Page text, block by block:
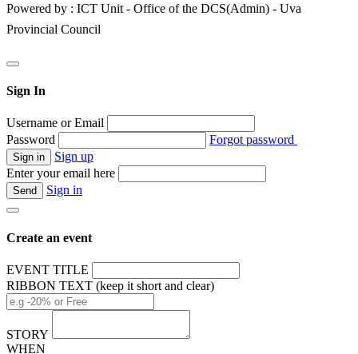
Powered by : ICT Unit - Office of the DCS(Admin) - Uva
Provincial Council
Sign In
Username or Email
Password
Forgot password
Sign up
Enter your email here
Sign in
Create an event
EVENT TITLE
RIBBON TEXT (keep it short and clear)
STORY
WHEN